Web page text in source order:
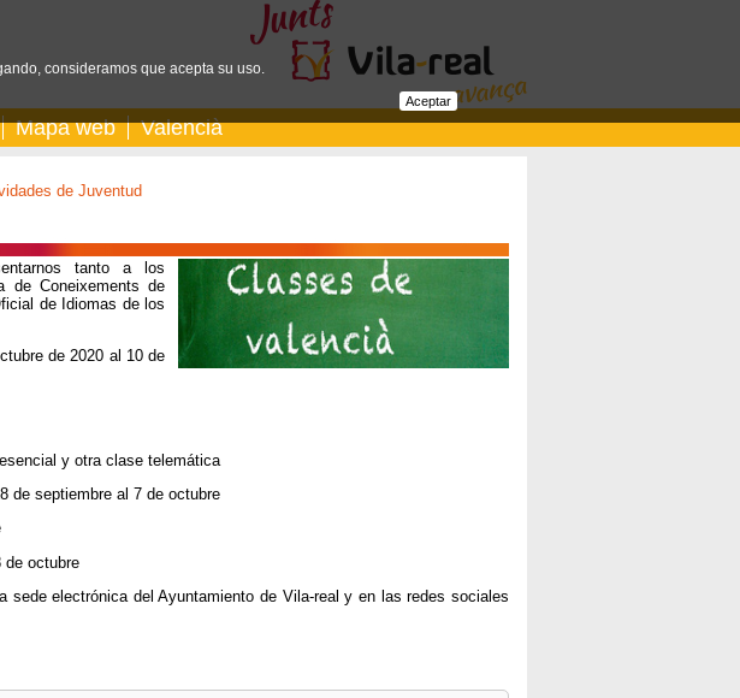
Mapa web Valencià
de Juventud
tanto a los
de Coneixements de
de Idiomas de los
de 2020 al 10 de
y otra clase telemática
de septiembre al 7 de octubre
de octubre
sede electrónica del Ayuntamiento de Vila-real y en las redes sociales
consideramos que acepta su uso.
Aceptar